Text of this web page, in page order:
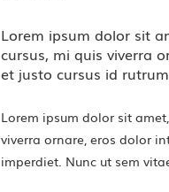
Lorem ipsum dolor sit
cursus, mi quis viverra
et justo cursus id
Lorem ipsum dolor sit
viverra ornare, eros dolor
imperdiet. Nunc ut sem